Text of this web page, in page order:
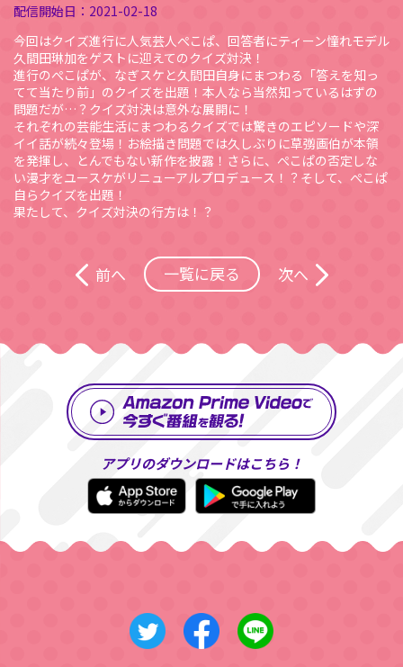
2021-02-18
今回はクイズ進行に人気芸人ぺこぱ、回答者にティーン憧れモデル
久間田琳加をゲストに迎えてのクイズ対決！
進行のぺこぱが、なぎスケと久間田自身にまつわる「答えを知っ
てて当たり前」のクイズを出題！本人なら当然知っているはずの
問題だが…？クイズ対決は意外な展開に！
それぞれの芸能生活にまつわるクイズでは驚きのエピソードや深
イイ話が続々登場！お絵描き問題では久しぶりに草彅画伯が本領
を発揮し、とんでもない新作を披露！さらに、ぺこぱの否定しな
い漫才をユースケがリニューアルプロデュース！？そして、ぺこぱ
自らクイズを出題！
果たして、クイズ対決の行方は！？
前へ 一覧に戻る 次へ
アプリのダウンロードはこちら！